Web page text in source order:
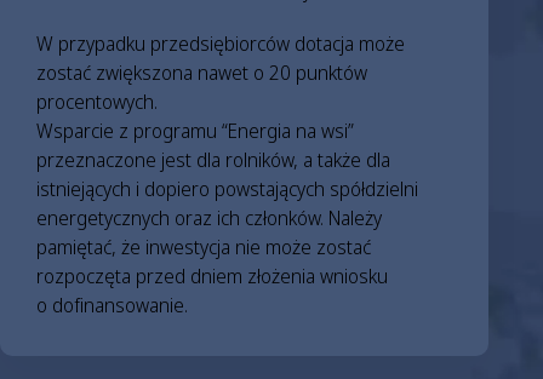
W przypadku przedsiębiorców dotacja może
zostać zwiększona nawet o 20 punktów
procentowych.
Wsparcie z programu “Energia na wsi”
przeznaczone jest dla rolników, a także dla
istniejących i dopiero powstających spółdzielni
energetycznych oraz ich członków. Należy
pamiętać, że inwestycja nie może zostać
rozpoczęta przed dniem złożenia wniosku
o dofinansowanie.